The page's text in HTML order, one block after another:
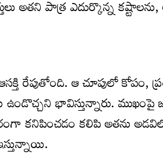
అతని పాత్ర ఎదుర్కొన్న
రేపుతోంది. ఆ చూపులో కోపం,
భావిస్తున్నారు. ముఖంపై
కనిపించడం కలిపి అతను